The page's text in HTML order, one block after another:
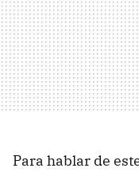
Para hablar de